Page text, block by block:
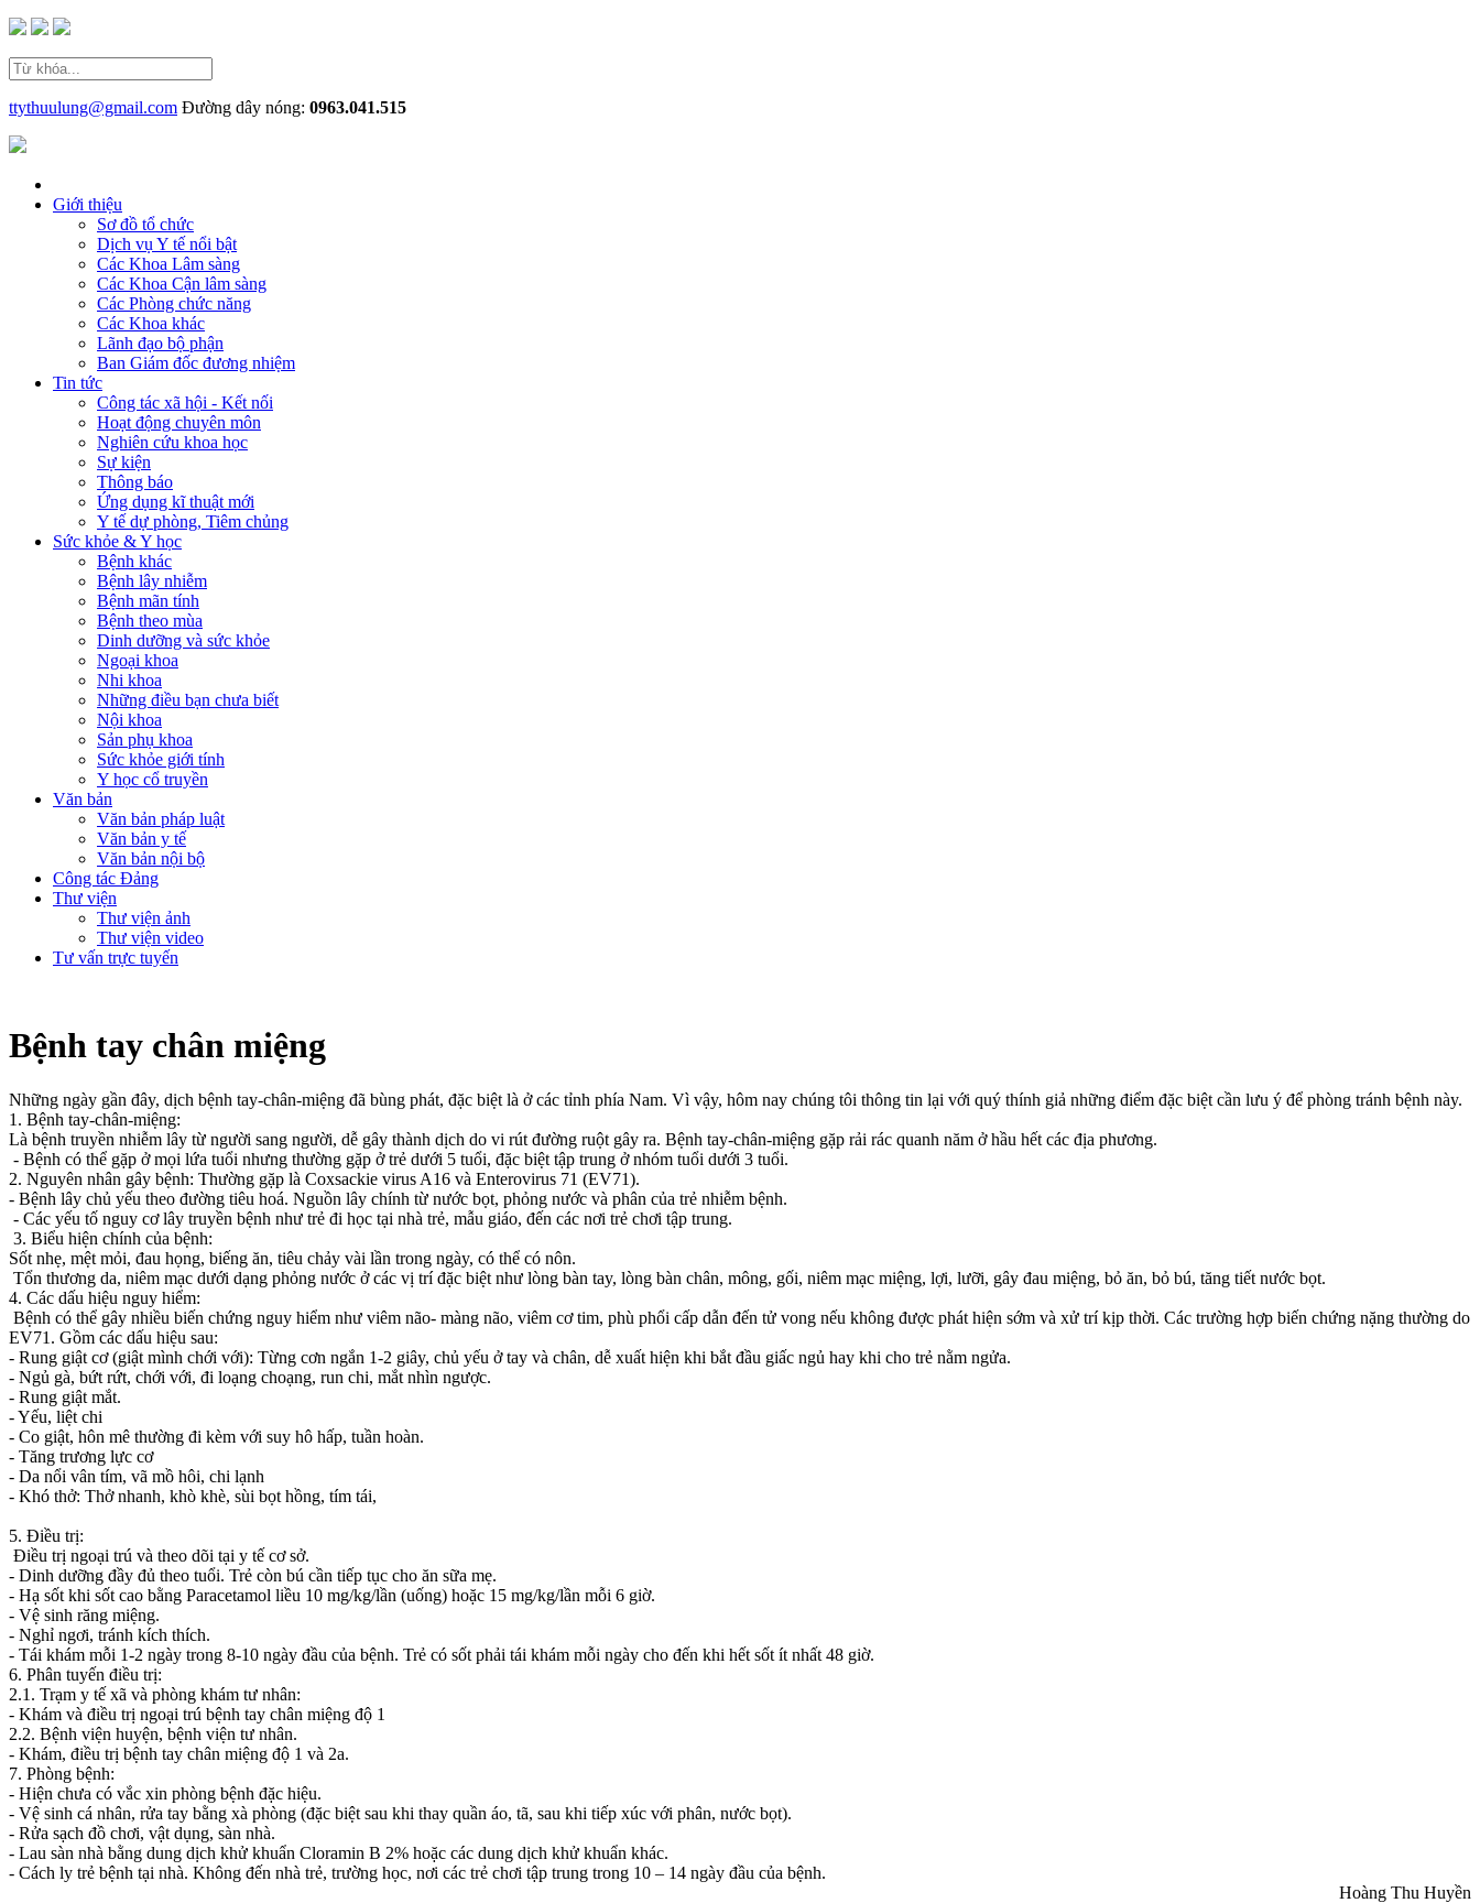
ttythuulung@gmail.com Đường dây nóng: 0963.041.515
Giới thiệu
Sơ đồ tổ chức
Dịch vụ Y tế nổi bật
Các Khoa Lâm sàng
Các Khoa Cận lâm sàng
Các Phòng chức năng
Các Khoa khác
Lãnh đạo bộ phận
Ban Giám đốc đương nhiệm
Tin tức
Công tác xã hội - Kết nối
Hoạt động chuyên môn
Nghiên cứu khoa học
Sự kiện
Thông báo
Ứng dụng kĩ thuật mới
Y tế dự phòng, Tiêm chủng
Sức khỏe & Y học
Bệnh khác
Bệnh lây nhiễm
Bệnh mãn tính
Bệnh theo mùa
Dinh dưỡng và sức khỏe
Ngoại khoa
Nhi khoa
Những điều bạn chưa biết
Nội khoa
Sản phụ khoa
Sức khỏe giới tính
Y học cổ truyền
Văn bản
Văn bản pháp luật
Văn bản y tế
Văn bản nội bộ
Công tác Đảng
Thư viện
Thư viện ảnh
Thư viện video
Tư vấn trực tuyến
Bệnh tay chân miệng
Những ngày gần đây, dịch bệnh tay-chân-miệng đã bùng phát, đặc biệt là ở các tỉnh phía Nam. Vì vậy, hôm nay chúng tôi thông tin lại với quý thính giả những điểm đặc biệt cần lưu ý để phòng tránh bệnh này.
1. Bệnh tay-chân-miệng:
Là bệnh truyền nhiễm lây từ người sang người, dễ gây thành dịch do vi rút đường ruột gây ra. Bệnh tay-chân-miệng gặp rải rác quanh năm ở hầu hết các địa phương.
- Bệnh có thể gặp ở mọi lứa tuổi nhưng thường gặp ở trẻ dưới 5 tuổi, đặc biệt tập trung ở nhóm tuổi dưới 3 tuổi.
2. Nguyên nhân gây bệnh: Thường gặp là Coxsackie virus A16 và Enterovirus 71 (EV71).
- Bệnh lây chủ yếu theo đường tiêu hoá. Nguồn lây chính từ nước bọt, phỏng nước và phân của trẻ nhiễm bệnh.
- Các yếu tố nguy cơ lây truyền bệnh như trẻ đi học tại nhà trẻ, mẫu giáo, đến các nơi trẻ chơi tập trung.
3. Biểu hiện chính của bệnh:
Sốt nhẹ, mệt mỏi, đau họng, biếng ăn, tiêu chảy vài lần trong ngày, có thể có nôn.
Tổn thương da, niêm mạc dưới dạng phỏng nước ở các vị trí đặc biệt như lòng bàn tay, lòng bàn chân, mông, gối, niêm mạc miệng, lợi, lưỡi, gây đau miệng, bỏ ăn, bỏ bú, tăng tiết nước bọt.
4. Các dấu hiệu nguy hiểm:
Bệnh có thể gây nhiều biến chứng nguy hiểm như viêm não- màng não, viêm cơ tim, phù phổi cấp dẫn đến tử vong nếu không được phát hiện sớm và xử trí kịp thời. Các trường hợp biến chứng nặng thường do
EV71. Gồm các dấu hiệu sau:
- Rung giật cơ (giật mình chới với): Từng cơn ngắn 1-2 giây, chủ yếu ở tay và chân, dễ xuất hiện khi bắt đầu giấc ngủ hay khi cho trẻ nằm ngửa.
- Ngủ gà, bứt rứt, chới với, đi loạng choạng, run chi, mắt nhìn ngược.
- Rung giật mắt.
- Yếu, liệt chi
- Co giật, hôn mê thường đi kèm với suy hô hấp, tuần hoàn.
- Tăng trương lực cơ
- Da nổi vân tím, vã mồ hôi, chi lạnh
- Khó thở: Thở nhanh, khò khè, sùi bọt hồng, tím tái,
5. Điều trị:
Điều trị ngoại trú và theo dõi tại y tế cơ sở.
- Dinh dưỡng đầy đủ theo tuổi. Trẻ còn bú cần tiếp tục cho ăn sữa mẹ.
- Hạ sốt khi sốt cao bằng Paracetamol liều 10 mg/kg/lần (uống) hoặc 15 mg/kg/lần mỗi 6 giờ.
- Vệ sinh răng miệng.
- Nghỉ ngơi, tránh kích thích.
- Tái khám mỗi 1-2 ngày trong 8-10 ngày đầu của bệnh. Trẻ có sốt phải tái khám mỗi ngày cho đến khi hết sốt ít nhất 48 giờ.
6. Phân tuyến điều trị:
2.1. Trạm y tế xã và phòng khám tư nhân:
- Khám và điều trị ngoại trú bệnh tay chân miệng độ 1
2.2. Bệnh viện huyện, bệnh viện tư nhân.
- Khám, điều trị bệnh tay chân miệng độ 1 và 2a.
7. Phòng bệnh:
- Hiện chưa có vắc xin phòng bệnh đặc hiệu.
- Vệ sinh cá nhân, rửa tay bằng xà phòng (đặc biệt sau khi thay quần áo, tã, sau khi tiếp xúc với phân, nước bọt).
- Rửa sạch đồ chơi, vật dụng, sàn nhà.
- Lau sàn nhà bằng dung dịch khử khuẩn Cloramin B 2% hoặc các dung dịch khử khuẩn khác.
- Cách ly trẻ bệnh tại nhà. Không đến nhà trẻ, trường học, nơi các trẻ chơi tập trung trong 10 – 14 ngày đầu của bệnh.
Hoàng Thu Huyền